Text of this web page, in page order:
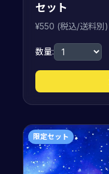
セット
¥550 (税込/送料別)
数量:
限定セット